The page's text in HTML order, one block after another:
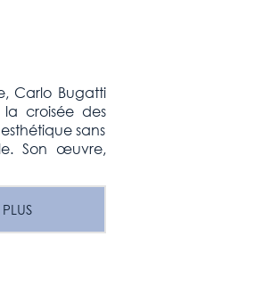
Carlo Bugatti
croisée des
sans
Son œuvre,
PLUS